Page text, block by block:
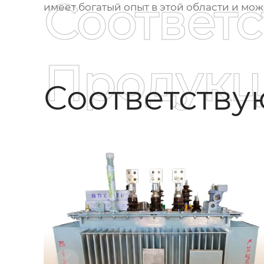
имеет богатый опыт в этой области и